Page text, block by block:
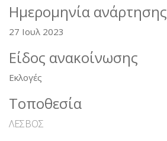
Ημερομηνία ανάρτησης
27 Ιουλ 2023
Είδος ανακοίνωσης
Εκλογές
Τοποθεσία
ΛΕΣΒΟΣ